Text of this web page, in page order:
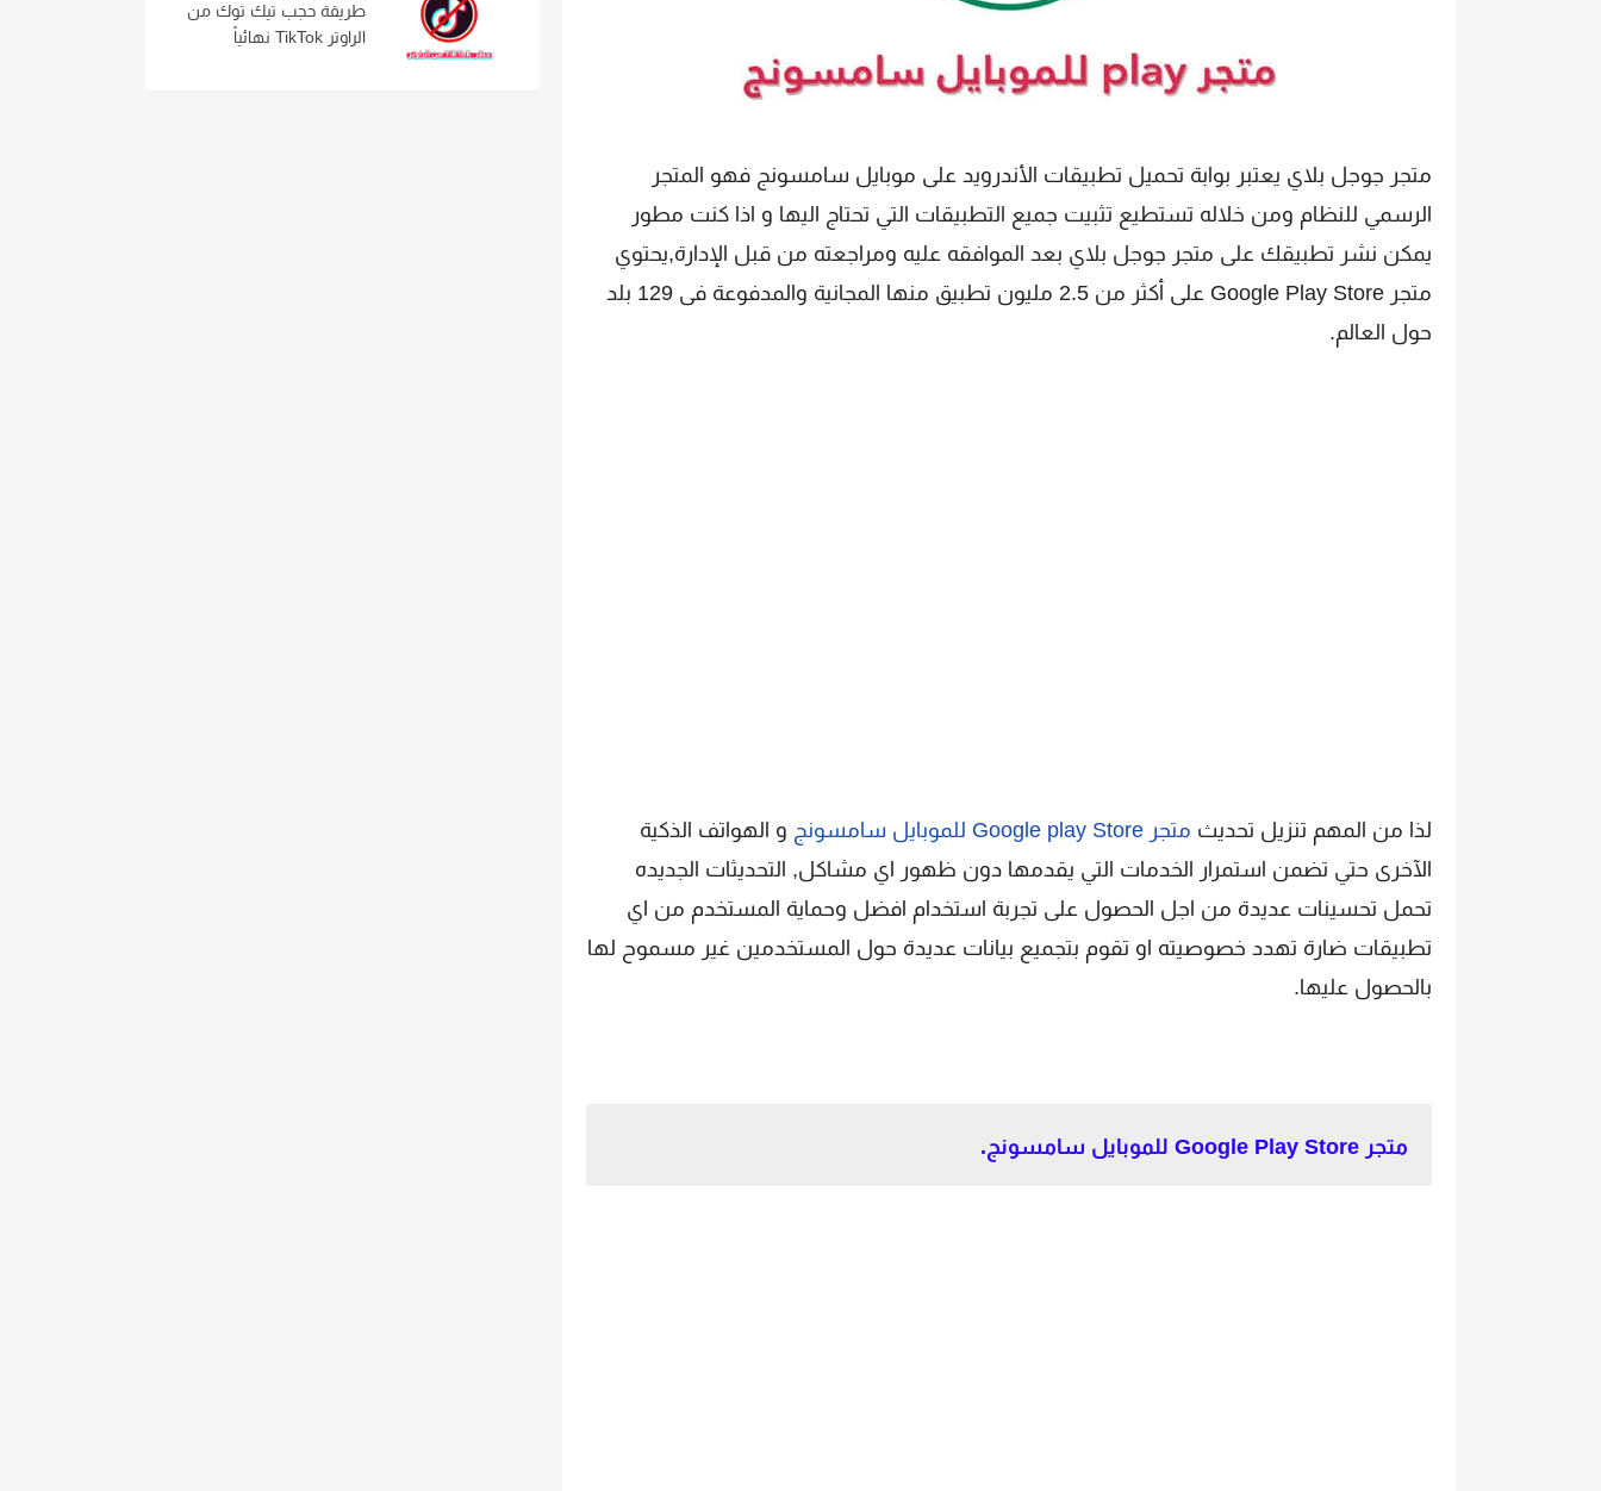
متجر جوجل بلاي يعتبر بوابة تحميل تطبيقات الأندرويد على موبايل سامسونج فهو المتجر
الرسمي للنظام ومن خلاله تستطيع تثبيت جميع التطبيقات التي تحتاج اليها و اذا كنت مطور
يمكن نشر تطبيقك على متجر جوجل بلاي بعد الموافقه عليه ومراجعته من قبل الإدارة,يحتوي
متجر Google Play Store على أكثر من 2.5 مليون تطبيق منها المجانية والمدفوعة فى 129 بلد
حول العالم.
لذا من المهم تنزيل تحديث متجر Google play Store للموبايل سامسونج
و الهواتف الذكية
الآخرى حتي تضمن استمرار الخدمات التي يقدمها دون ظهور اي مشاكل, التحديثات الجديده
تحمل تحسينات عديدة من اجل الحصول على تجربة استخدام افضل وحماية المستخدم من اي
تطبيقات ضارة تهدد خصوصيته او تقوم بتجميع بيانات عديدة حول المستخدمين غير مسموح لها
بالحصول عليها.
متجر Google Play Store للموبايل سامسونج.
طريقة حجب تيك توك من
الراوتر TikTok نهائياً